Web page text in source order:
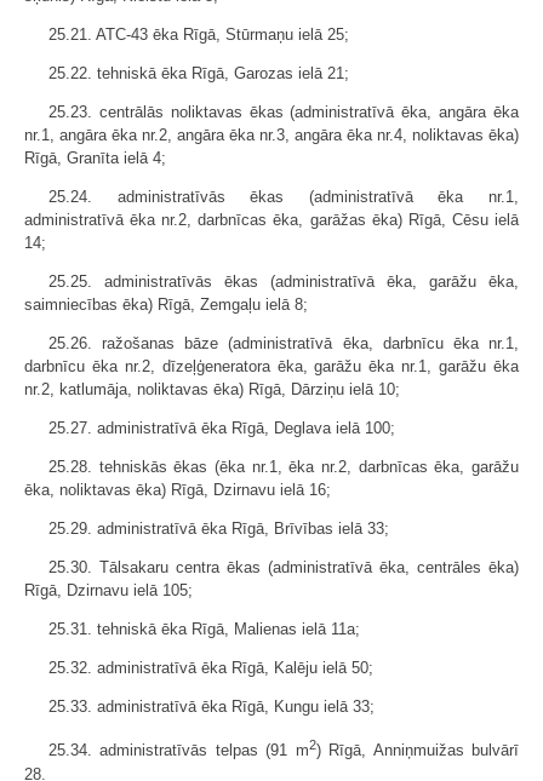
25.21. ATC-43 ēka Rīgā, Stūrmaņu ielā 25;
25.22. tehniskā ēka Rīgā, Garozas ielā 21;
25.23. centrālās noliktavas ēkas (administratīvā ēka, angāra ēka
nr.1, angāra ēka nr.2, angāra ēka nr.3, angāra ēka nr.4, noliktavas ēka)
Rīgā, Granīta ielā 4;
25.24. administratīvās ēkas (administratīvā ēka nr.1,
administratīvā ēka nr.2, darbnīcas ēka, garāžas ēka) Rīgā, Cēsu ielā
14;
25.25. administratīvās ēkas (administratīvā ēka, garāžu ēka,
saimniecības ēka) Rīgā, Zemgaļu ielā 8;
25.26. ražošanas bāze (administratīvā ēka, darbnīcu ēka nr.1,
darbnīcu ēka nr.2, dīzeļģeneratora ēka, garāžu ēka nr.1, garāžu ēka
nr.2, katlumāja, noliktavas ēka) Rīgā, Dārziņu ielā 10;
25.27. administratīvā ēka Rīgā, Deglava ielā 100;
25.28. tehniskās ēkas (ēka nr.1, ēka nr.2, darbnīcas ēka, garāžu
ēka, noliktavas ēka) Rīgā, Dzirnavu ielā 16;
25.29. administratīvā ēka Rīgā, Brīvības ielā 33;
25.30. Tālsakaru centra ēkas (administratīvā ēka, centrāles ēka)
Rīgā, Dzirnavu ielā 105;
25.31. tehniskā ēka Rīgā, Malienas ielā 11a;
25.32. administratīvā ēka Rīgā, Kalēju ielā 50;
25.33. administratīvā ēka Rīgā, Kungu ielā 33;
25.34. administratīvās telpas (91 m2) Rīgā, Anniņmuižas bulvārī
28.